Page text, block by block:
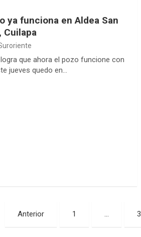
ya funciona en Aldea San
Cuilapa
que ahora el pozo funcione con
jueves quedo en…
Anterior 1 … 3